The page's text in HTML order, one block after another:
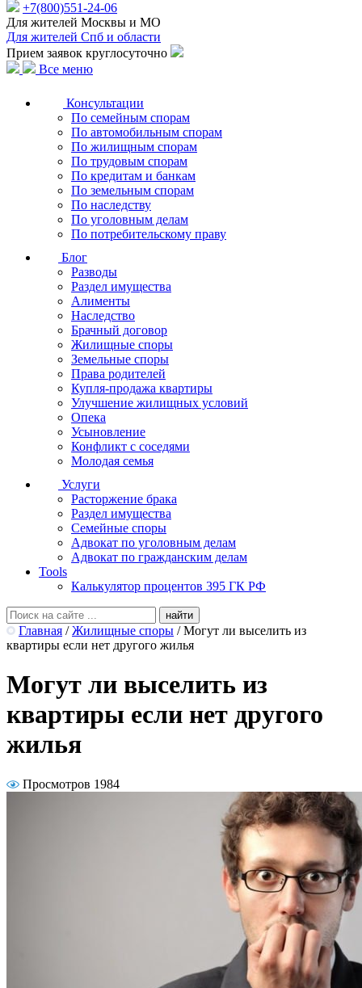
+7(800)551-24-06
Для жителей Москвы и МО
Для жителей Спб и области
Прием заявок круглосуточно
Все меню
Консультации
По семейным спорам
По автомобильным спорам
По жилищным спорам
По трудовым спорам
По кредитам и банкам
По земельным спорам
По наследству
По уголовным делам
По потребительскому праву
Блог
Разводы
Раздел имущества
Алименты
Наследство
Брачный договор
Жилищные споры
Земельные споры
Права родителей
Купля-продажа квартиры
Улучшение жилищных условий
Опека
Усыновление
Конфликт с соседями
Молодая семья
Услуги
Расторжение брака
Раздел имущества
Семейные споры
Адвокат по уголовным делам
Адвокат по гражданским делам
Tools
Калькулятор процентов 395 ГК РФ
Главная / Жилищные споры / Могут ли выселить из
квартиры если нет другого жилья
Могут ли выселить из
квартиры если нет другого
жилья
Просмотров 1984